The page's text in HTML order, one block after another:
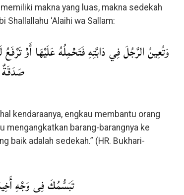
makna yang luas, makna sedekah
Shallallahu ‘Alaihi wa Sallam:
وَتُعِينُ الرَّجُلَ فِي دَابَّتِهِ فَتَحْمِلُهُ عَلَيْهَا أَوْ
صَدَقَةٌ
kendaraanya, engkau membantu orang
mengangkatkan barang-barangnya ke
baik adalah sedekah.” (HR. Bukhari-
تَبَسُّمُكَ فِى وَجْهِ